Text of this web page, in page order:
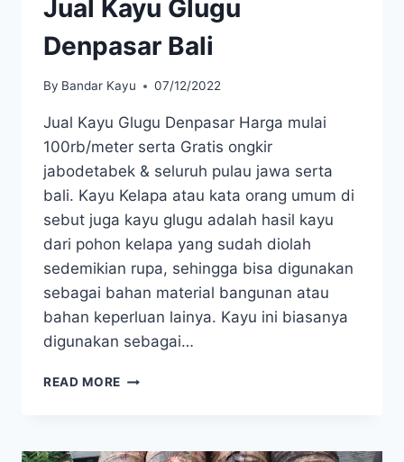
Jual Kayu Glugu
Denpasar Bali
By Bandar Kayu 07/12/2022
Jual Kayu Glugu Denpasar Harga mulai
100rb/meter serta Gratis ongkir
jabodetabek & seluruh pulau jawa serta
bali. Kayu Kelapa atau kata orang umum di
sebut juga kayu glugu adalah hasil kayu
dari pohon kelapa yang sudah diolah
sedemikian rupa, sehingga bisa digunakan
sebagai bahan material bangunan atau
bahan keperluan lainya. Kayu ini biasanya
digunakan sebagai…
READ MORE JUAL
BALI